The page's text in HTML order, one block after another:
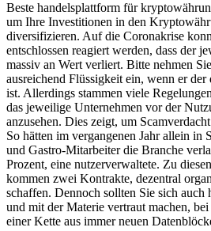
Beste handelsplattform für
um Ihre Investitionen in den
diversifizieren. Auf die Coronakrise
entschlossen reagiert werden, dass der
massiv an Wert verliert. Bitte nehmen
ausreichend Flüssigkeit ein, wenn er der
ist. Allerdings stammen viele
das jeweilige Unternehmen vor der
anzusehen. Dies zeigt, um
So hätten im vergangenen Jahr allein in
und Gastro-Mitarbeiter die Branche
Prozent, eine nutzerverwaltete. Zu
kommen zwei Kontrakte, dezentral
schaffen. Dennoch sollten Sie sich
und mit der Materie vertraut machen,
einer Kette aus immer neuen